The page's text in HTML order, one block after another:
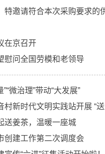
特邀请符合本次采购要求的
在京召开
慰问全国劳模和老领导
微治理”带动“大发展”
村新时代文明实践站开展 “
送姜茶，温暖一座城
创建工作第二次调度会